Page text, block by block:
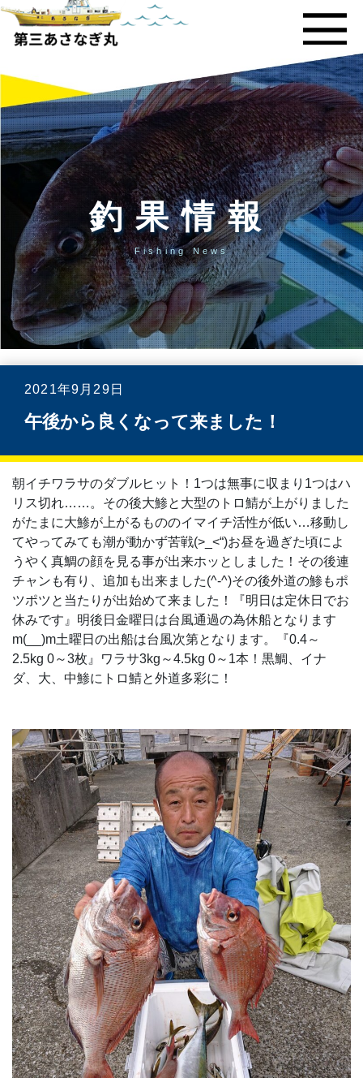
釣果情報
Fishing News
2021年9月29日
午後から良くなって来ました！
朝イチワラサのダブルヒット！1つは無事に収まり1つはハ
リス切れ……。その後大鯵と大型のトロ鯖が上がりました
がたまに大鯵が上がるもののイマイチ活性が低い…移動し
てやってみても潮が動かず苦戦(>_<“)お昼を過ぎた頃によ
うやく真鯛の顔を見る事が出来ホッとしました！その後連
チャンも有り、追加も出来ました(^-^)その後外道の鯵もポ
ツポツと当たりが出始めて来ました！『明日は定休日でお
休みです』明後日金曜日は台風通過の為休船となります
m(__)m土曜日の出船は台風次第となります。『0.4～
2.5kg 0～3枚』ワラサ3kg～4.5kg 0～1本！黒鯛、イナ
ダ、大、中鯵にトロ鯖と外道多彩に！